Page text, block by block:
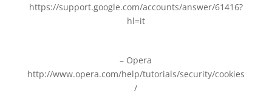
https://support.google.com/accounts/answer/61416?
hl=it
– Opera
http://www.opera.com/help/tutorials/security/cookies
/